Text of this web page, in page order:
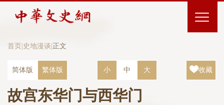
首页 史地漫谈 正文
简体版 繁体版 小 中 大 收藏
故宫东华门与西华门